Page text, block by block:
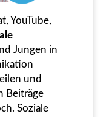
YouTube,
Jungen in
und
Beiträge
Soziale